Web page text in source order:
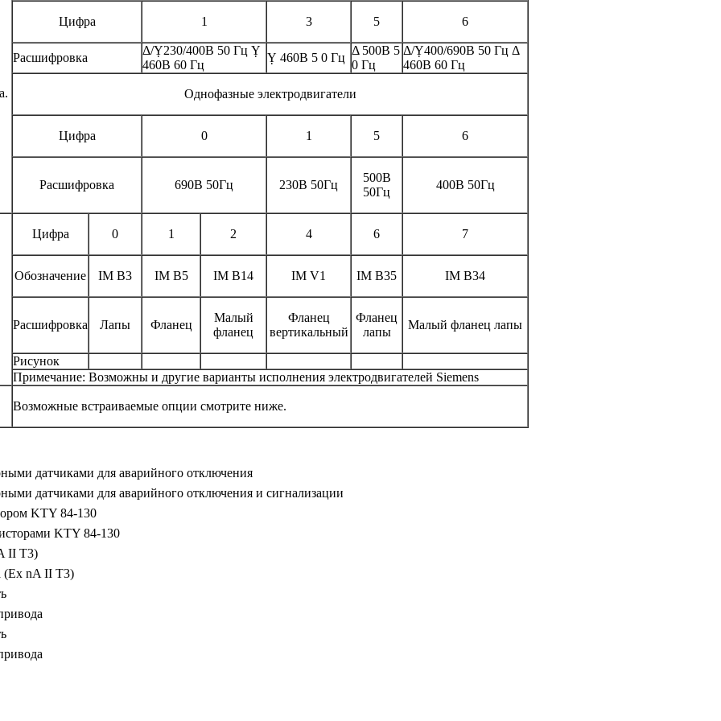
Цифра 1 3 5 6
Расшифровка
Δ/Ỵ230/400В 50 Гц Ỵ
460В 60 Гц
Ỵ 460В 5 0 Гц
Δ 500В 5
0 Гц
Δ/Ỵ400/690В 50 Гц Δ
460В 60 Гц
Однофазные электродвигатели
Цифра 0 1 5 6
Расшифровка 690В 50Гц 230В 50Гц
500В
50Гц
400В 50Гц
Цифра 0 1 2 4 6 7
Обозначение IM B3 IM B5 IM B14 IM V1 IM B35 IM B34
Расшифровка Лапы Фланец
Малый
фланец
Фланец
вертикальный
Фланец
лапы
Малый фланец лапы
Рисунок
Примечание: Возможны и другие варианты исполнения электродвигателей Siemens
Возможные встраиваемые опции смотрите ниже.
датчиками для аварийного отключения
датчиками для аварийного отключения и сигнализации
KTY 84-130
KTY 84-130
II T3)
(Ex nA II T3)